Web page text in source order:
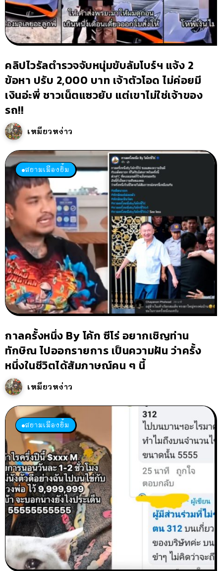
คลิปไวรัลตำรวจจับหนุ่มขับลัมโบร์ฯ แจ้ง 2
ข้อหา ปรับ 2,000 บาท เจ้าตัวโอด ไม่ค่อยมี
เงินอ่ะพี่ ชาวเน็ตแซวยับ แต่เขาไม่ใช่เจ้าของ
รถ!!
เหมียวหง่าว
สยามเมืองยิ้ม
กาลครั้งหนึ่ง By โค้ก ซีโร่ อยากเชิญท่าน
ทักษิณ ไปออกรายการ เป็นความฝัน ว่าครั้ง
หนึ่งในชีวิตได้สัมภาษณ์คน ๆ นี้
เหมียวหง่าว
สยามเมืองยิ้ม